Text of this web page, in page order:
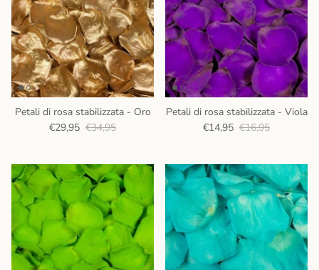
Petali di rosa stabilizzata - Oro
€29,95 €34,95
Petali di rosa stabilizzata - Viola
€14,95 €16,95